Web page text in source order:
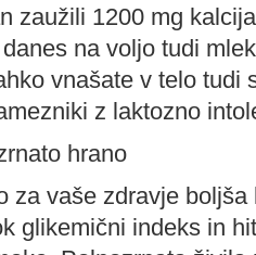
zaužili 1200 mg
na voljo tudi
vnašate v telo tudi
z laktozno
hrano
za vaše zdravje
glikemični indeks in